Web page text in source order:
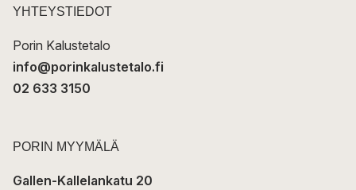
t
YHTEYSTIEDOT
Porin Kalustetalo
info@porinkalustetalo.fi
02 633 3150
PORIN MYYMÄLÄ
Gallen-Kallelankatu 20